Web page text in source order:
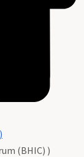
(BHIC) )